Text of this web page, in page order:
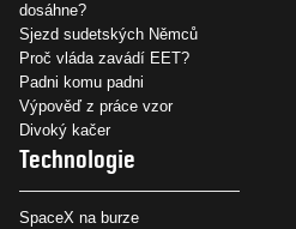
dosáhne?
Sjezd sudetských Němců
Proč vláda zavádí EET?
Padni komu padni
Výpověď z práce vzor
Divoký kačer
Technologie
SpaceX na burze